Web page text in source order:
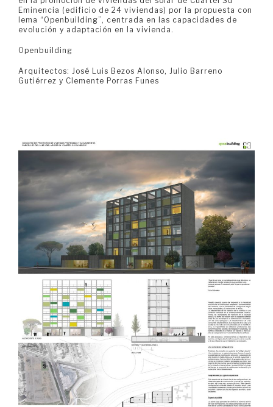
Eminencia (edificio de 24 viviendas) por la propuesta con
lema “Openbuilding”, centrada en las capacidades de
evolución y adaptación en la vivienda.
Openbuilding
Arquitectos: José Luis Bezos Alonso, Julio Barreno
Gutiérrez y Clemente Porras Funes